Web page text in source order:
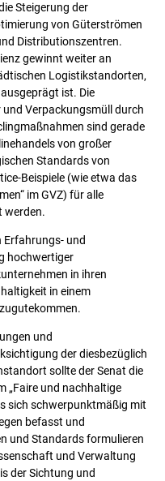
Steigerung der
von Güterströmen
Distributionszentren.
gewinnt weiter an
Logistikstandorten,
ist. Die
Verpackungsmüll durch
sind gerade
von großer
Standards von
Beispiele (wie etwa das
im GVZ) für alle
werden.
Erfahrungs- und
hochwertiger
in ihren
in einem
und
der diesbezüglich
sollte der Senat die
„Faire und nachhaltige
sich schwerpunktmäßig mit
befasst und
und Standards formulieren
und Verwaltung
der Sichtung und